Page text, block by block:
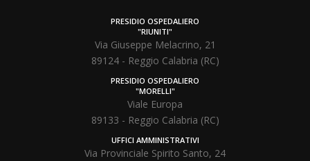
PRESIDIO OSPEDALIERO
"RIUNITI"
Via Giuseppe Melacrino, 21
89124 - Reggio Calabria (RC)
PRESIDIO OSPEDALIERO
"MORELLI"
Viale Europa
89133 - Reggio Calabria (RC)
UFFICI AMMINISTRATIVI
Via Provinciale Spirito Santo, 24